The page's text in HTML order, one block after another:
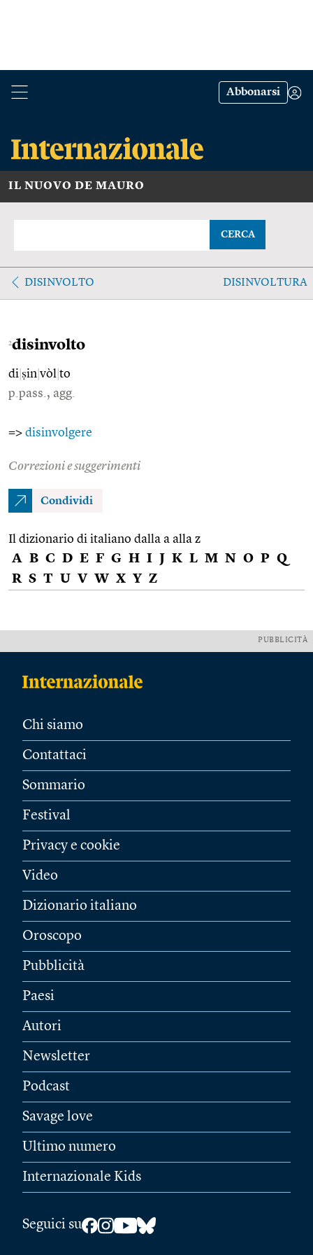
Abbonarsi
IL NUOVO DE MAURO
CERCA
DISINVOLTO DISINVOLTURA
2disinvolto
di ṣin vòl to
p.pass., agg.
=> disinvolgere
Correzioni e suggerimenti
Condividi
Il dizionario di italiano dalla a alla z
A B C D E F G H I J K L M N O P Q
R S T U V W X Y Z
PUBBLICITÀ
Chi siamo
Contattaci
Sommario
Festival
Privacy e cookie
Video
Dizionario italiano
Oroscopo
Pubblicità
Paesi
Autori
Newsletter
Podcast
Savage love
Ultimo numero
Internazionale Kids
Seguici su